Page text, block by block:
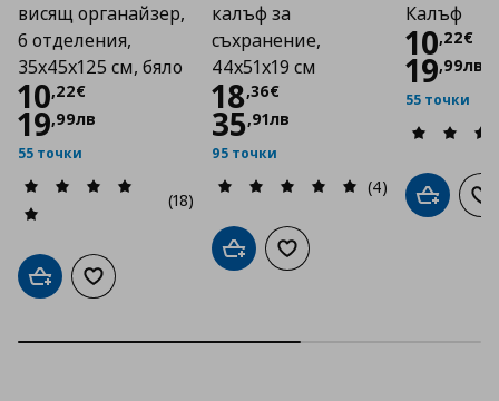
висящ органайзер,
6 отделения,
35x45x125 см, бяло
10,22€
Цена
19,99лв
55 точки
(18)
Добави в кошницата
Добави към списъка с любими
калъф за
съхранение,
44x51x19 см
18,36€
Цена
35,91лв
95 точки
(4)
Добави в кошницата
Добави към списъка с
Калъф
10,22€
Цена
19,99лв
55 точки
Добави